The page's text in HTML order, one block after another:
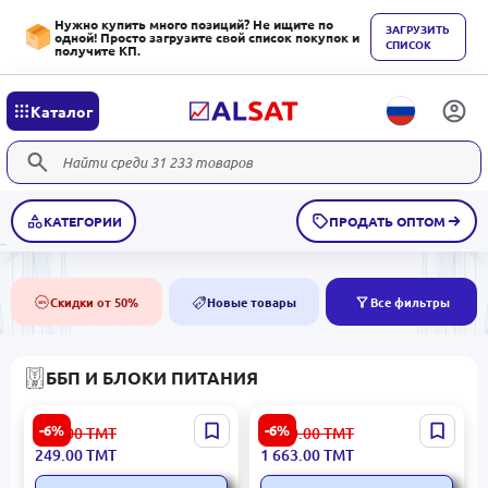
Нужно купить много позиций? Не ищите по
одной! Просто загрузите свой список покупок и
получите КП.
ЗАГРУЗИТЬ
СПИСОК
Каталог
КАТЕГОРИИ ПРОДАТЬ ОПТОМ
50% Скидки от 50% NEW Новые товары Все фильтры
ББП И БЛОКИ ПИТАНИЯ
-6%
PSU PSUP52V | Блок
питания для PoE-
коммутатора 52В 1,38А
266.00ТМТ
249.00ТМТ
-6%
APC UPSABV1000IMSX |
ИБП 1000ВА Офлайн AVR
4 розетки
1 770.00ТМТ
1 663.00ТМТ